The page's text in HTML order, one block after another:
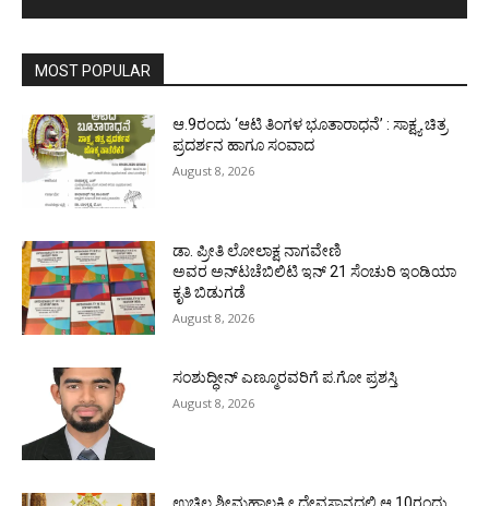
MOST POPULAR
ಆ.9ರಂದು ‘ಆಟಿ ತಿಂಗಳ ಭೂತಾರಾಧನೆ’ : ಸಾಕ್ಷ್ಯ ಚಿತ್ರ
ಪ್ರದರ್ಶನ ಹಾಗೂ ಸಂವಾದ
August 8, 2026
ಡಾ. ಪ್ರೀತಿ ಲೋಲಾಕ್ಷ ನಾಗವೇಣಿ
ಅವರ ಅನ್‌ಟಚೆಬಿಲಿಟಿ ಇನ್ 21 ಸೆಂಚುರಿ ಇಂಡಿಯಾ
ಕೃತಿ ಬಿಡುಗಡೆ
August 8, 2026
ಸಂಶುದ್ಧೀನ್ ಎಣ್ಮೂರವರಿಗೆ ಪ.ಗೋ ಪ್ರಶಸ್ತಿ
August 8, 2026